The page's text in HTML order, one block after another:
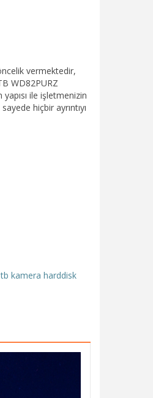
vermektedir,
WD82PURZ
ile işletmenizin
hiçbir ayrıntıyı
kamera harddisk